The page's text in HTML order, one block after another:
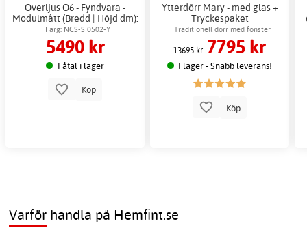
Överljus Ö6 - Fyndvara -
Modulmått (Bredd | Höjd dm):
14x2
Färg: NCS-S 0502-Y
5490 kr
Fåtal i lager
Köp
Ytterdörr Mary - med glas +
Tryckespaket
Traditionell dörr med fönster
13695 kr 7795 kr
I lager - Snabb leverans!
Köp
Varför handla på Hemfint.se